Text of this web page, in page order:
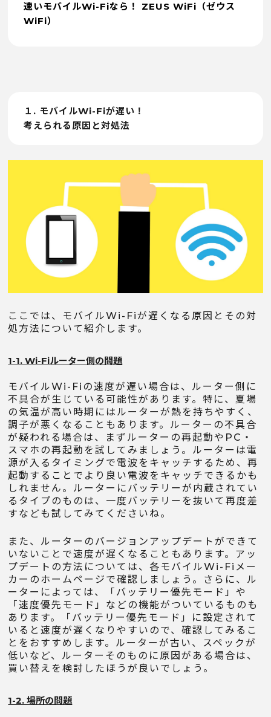
速いモバイルWi-Fiなら！ ZEUS WiFi（ゼウス
WiFi）
１. モバイルWi-Fiが遅い！
考えられる原因と対処法
ここでは、モバイルWi-Fiが遅くなる原因とその対
処方法について紹介します。
1-1. Wi-Fiルーター側の問題
モバイルWi-Fiの速度が遅い場合は、ルーター側に
不具合が生じている可能性があります。特に、夏場
の気温が高い時期にはルーターが熱を持ちやすく、
調子が悪くなることもあります。ルーターの不具合
が疑われる場合は、まずルーターの再起動やPC・
スマホの再起動を試してみましょう。ルーターは電
源が入るタイミングで電波をキャッチするため、再
起動することでより良い電波をキャッチできるかも
しれません。ルーターにバッテリーが内蔵されてい
るタイプのものは、一度バッテリーを抜いて再度差
すなども試してみてくださいね。
また、ルーターのバージョンアップデートができて
いないことで速度が遅くなることもあります。アッ
プデートの方法については、各モバイルWi-Fiメー
カーのホームページで確認しましょう。さらに、ル
ーターによっては、「バッテリー優先モード」や
「速度優先モード」などの機能がついているものも
あります。「バッテリー優先モード」に設定されて
いると速度が遅くなりやすいので、確認してみるこ
とをおすすめします。ルーターが古い、スペックが
低いなど、ルーターそのものに原因がある場合は、
買い替えを検討したほうが良いでしょう。
1-2. 場所の問題